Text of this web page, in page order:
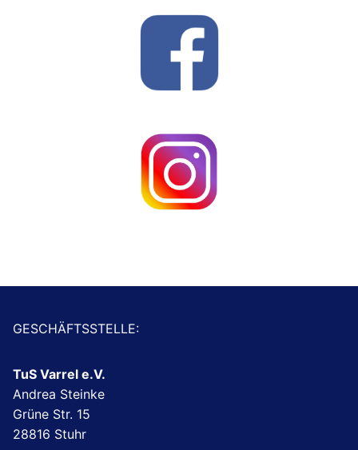
GESCHÄFTSSTELLE:
TuS Varrel e.V.
Andrea Steinke
Grüne Str. 15
28816 Stuhr